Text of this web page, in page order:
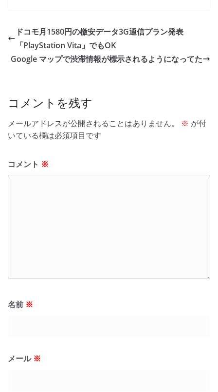
e
b
o
er et
ドコモ月1580円の檄安データ3G通信プラン発表
「PlayStation Vita」でもOK
Google マップで渋滞情報が標示されるようになってた
コメントを残す
メールアドレスが公開されることはありません。 ※ が付
いている欄は必須項目です
コメント ※
名前 ※
メール ※